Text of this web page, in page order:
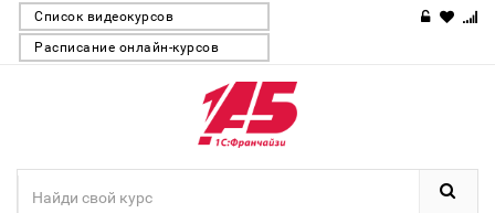
Список видеокурсов
Расписание онлайн-курсов